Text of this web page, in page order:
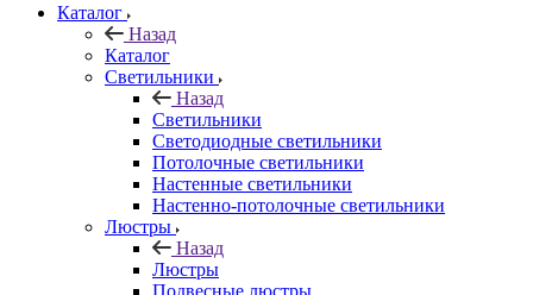
Каталог
Назад
Каталог
Светильники
Назад
Светильники
Светодиодные светильники
Потолочные светильники
Настенные светильники
Настенно-потолочные светильники
Люстры
Назад
Люстры
Подвесные люстры